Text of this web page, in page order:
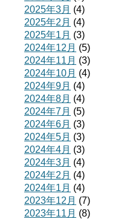
2025年3月 (4)
2025年2月 (4)
2025年1月 (3)
2024年12月 (5)
2024年11月 (3)
2024年10月 (4)
2024年9月 (4)
2024年8月 (4)
2024年7月 (5)
2024年6月 (3)
2024年5月 (3)
2024年4月 (3)
2024年3月 (4)
2024年2月 (4)
2024年1月 (4)
2023年12月 (7)
2023年11月 (8)